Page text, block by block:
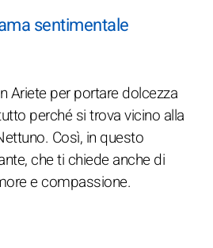
sentimentale
Ariete per portare dolcezza
perché si trova vicino alla
Così, in questo
che ti chiede anche di
e compassione.